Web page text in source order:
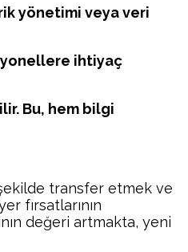
yönetimi veya veri
ihtiyaç
Bu, hem bilgi
transfer etmek ve
fırsatlarının
değeri artmakta, yeni